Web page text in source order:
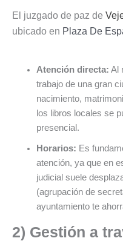
El juzgado de paz de
ubicado en Plaza De
Atención directa: Al
trabajo de una gran
nacimiento,
los libros locales se
presencial.
Horarios: Es
atención, ya que en
judicial suele
(agrupación de
ayuntamiento te
2) Gestión a